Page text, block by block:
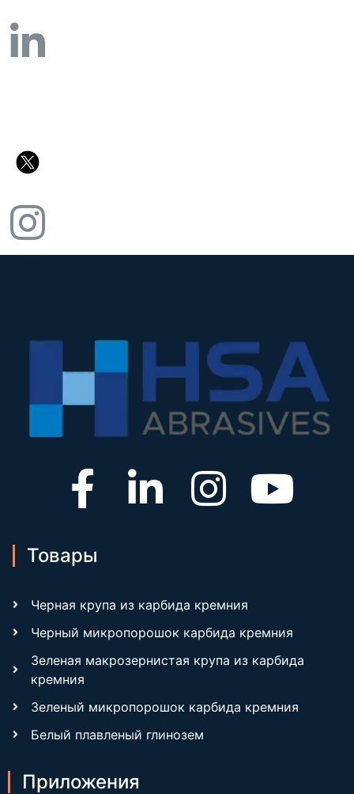
Товары
Черная крупа из карбида кремния
Черный микропорошок карбида кремния
Зеленая макрозернистая крупа из карбида
кремния
Зеленый микропорошок карбида кремния
Белый плавленый глинозем
Приложения